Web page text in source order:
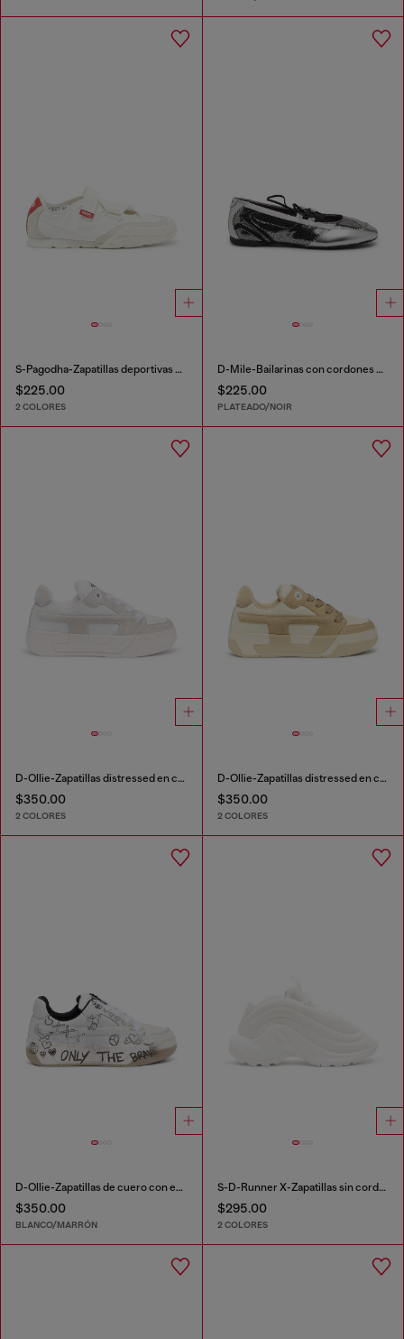
S-Pagodha-Zapatillas deportivas sin correas en ripstop
$225.00
2 COLORES
D-Mile-Bailarinas con cordones metálicos
$225.00
PLATEADO/NOIR
D-Ollie-Zapatillas distressed en cuero y ante
$350.00
2 COLORES
D-Ollie-Zapatillas distressed en cuero y ante
$350.00
2 COLORES
D-Ollie-Zapatillas de cuero con estampado de grafiti
$350.00
BLANCO/MARRÓN
S-D-Runner X-Zapatillas sin cordones con empeine Oval D mate
$295.00
2 COLORES